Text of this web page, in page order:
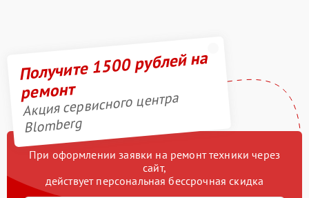
Получите 1500 рублей на
ремонт
Акция сервисного центра
Blomberg
При оформлении заявки на ремонт техники через
сайт,
действует персональная бессрочная скидка